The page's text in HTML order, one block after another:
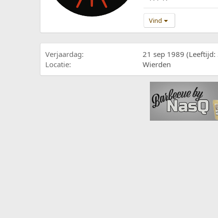
Vind
Verjaardag
21 sep 1989 (Leeftijd:
Locatie
Wierden